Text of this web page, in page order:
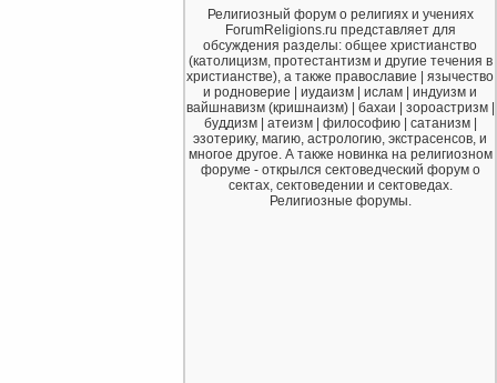
Религиозный форум о религиях и учениях
ForumReligions.ru представляет для
обсуждения разделы: общее христианство
(католицизм, протестантизм и другие течения в
христианстве), а также православие | язычество
и родноверие | иудаизм | ислам | индуизм и
вайшнавизм (кришнаизм) | бахаи | зороастризм |
буддизм | атеизм | философию | сатанизм |
эзотерику, магию, астрологию, экстрасенсов, и
многое другое. А также новинка на религиозном
форуме - открылся сектоведческий форум о
сектах, сектоведении и сектоведах.
Религиозные форумы.